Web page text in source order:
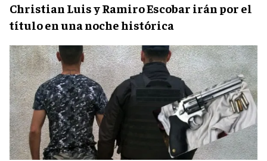
Christian Luis y Ramiro Escobar irán por el
título en una noche histórica